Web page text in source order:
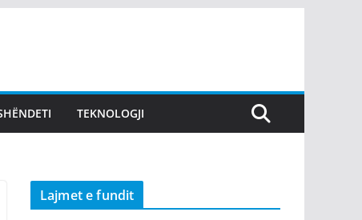
TEKNOLOGJI
Lajmet e fundit